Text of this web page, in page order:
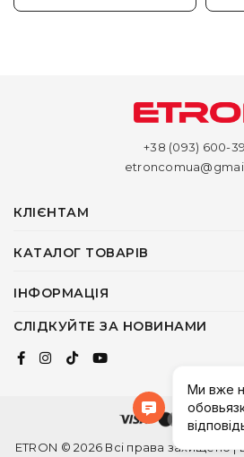
+38 (093) 600-
КЛІЄНТАМ
КАТАЛОГ ТОВАРІВ
ІНФОРМАЦІЯ
СЛІДКУЙТЕ ЗА НОВИНАМИ
ETRON © 2026 Всі права захищено